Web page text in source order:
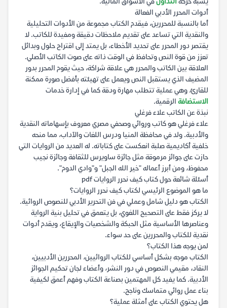
يشبه حركةالتداولفي الأسواق المالية.
أدوات المحرر الأدبي الفعالة
أما بالنسبة للمحررين، فيقدم الكتاب مجموعة من الأدوات التحليلية
والنقدية التي تساعد على تقديم ملاحظات دقيقة ومفيدة للكاتب. لا
يقتصر دور المحرر على تحديد الأخطاء، بل يمتد إلى اقتراح حلول وبدائل
تعزز من قوة النص وتحافظ في الوقت ذاته على صوت الكاتب الأصلي.
العلاقة بين الكاتب والمحرر هي علاقة شراكة، حيث يقوم المحرر بدور
المضيف الذي يستقبل النص ويعمل على تهيئته بأفضل صورة ممكنة
للقارئ، وهي عملية تتطلب مهارة ودقة كما في إدارة خدمات
الاستضافة الرقمية.
نبذة عن الكاتب علاء فرغلي
علاء فرغلي هو كاتب وروائي وصحفي مصري معروف بإسهاماته النقدية
والأدبية. ولد في محافظة المنيا ودرس اللغات والآداب، مما منحه
خلفية أكاديمية صلبة انعكست على كتاباته. له العديد من الروايات التي
حازت على جوائز مرموقة مثل جائزة ساويرس للثقافة وجائزة نجيب
محفوظ، ومن أبرز أعماله "خير الله الجبل" و"وادي الدوم".
أسئلة شائعة حول كتاب كيف نحرر الروايات pdf
ما هو الموضوع الرئيسي لكتاب كيف نحرر الروايات؟
الكتاب هو دليل شامل وعملي في فن التحرير الأدبي للنصوص الروائية.
لا يركز فقط على التصحيح اللغوي، بل يتعمق في تحليل بنية الرواية
وعناصرها الأساسية مثل الحبكة والشخصيات والإيقاع، ويقدم أدوات
نقدية للكتاب والمحررين على حد سواء.
لمن يوجه هذا الكتاب؟
الكتاب موجه بشكل أساسي للكتاب الروائيين، المحررين الأدبيين،
النقاد، مقيمي النصوص في دور النشر، وأعضاء لجان تحكيم الجوائز
الأدبية. كما يفيد كل المهتمين بصناعة الكتاب وفهم أعمق لكيفية
بناء عمل روائي متماسك وناجح.
هل يحتوي الكتاب على أمثلة عملية؟